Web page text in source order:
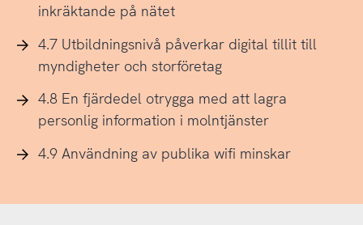
inkräktande på nätet
4.7 Utbildningsnivå påverkar digital tillit till
myndigheter och storföretag
4.8 En fjärdedel otrygga med att lagra
personlig information i molntjänster
4.9 Användning av publika wifi minskar